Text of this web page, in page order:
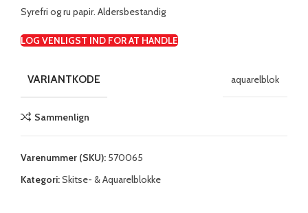
Syrefri og ru papir. Aldersbestandig
LOG VENLIGST IND FOR AT HANDLE
VARIANTKODE aquarelblok
Sammenlign
Varenummer (SKU): 570065
Kategori:Skitse- & Aquarelblokke